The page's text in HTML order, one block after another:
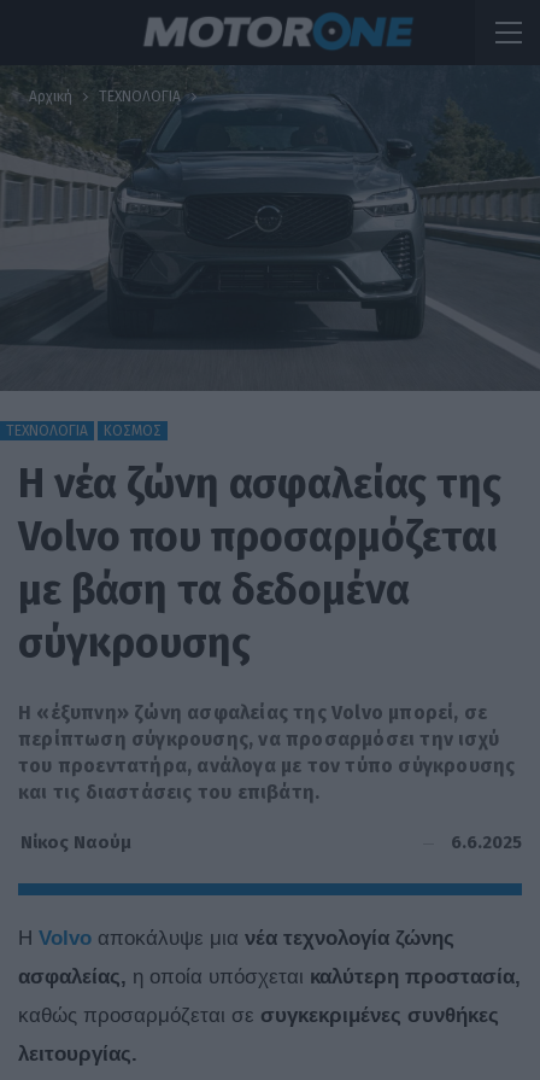
Αρχική ΤΕΧΝΟΛΟΓΙΑ
ΤΕΧΝΟΛΟΓΙΑ ΚΟΣΜΟΣ
H νέα ζώνη ασφαλείας της
Volvo που προσαρμόζεται
με βάση τα δεδομένα
σύγκρουσης
Η «έξυπνη» ζώνη ασφαλείας της Volvo μπορεί, σε
περίπτωση σύγκρουσης, να προσαρμόσει την ισχύ
του προεντατήρα, ανάλογα με τον τύπο σύγκρουσης
και τις διαστάσεις του επιβάτη.
Νίκος Ναούμ 6.6.2025
Η Volvo αποκάλυψε μια νέα τεχνολογία ζώνης
ασφαλείας, η οποία υπόσχεται καλύτερη προστασία,
καθώς προσαρμόζεται σε συγκεκριμένες συνθήκες
λειτουργίας.